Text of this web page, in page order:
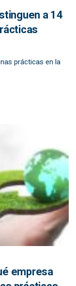
a 14
prácticas en la
empresa